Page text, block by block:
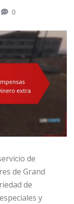
0
de
de Grand
de
y